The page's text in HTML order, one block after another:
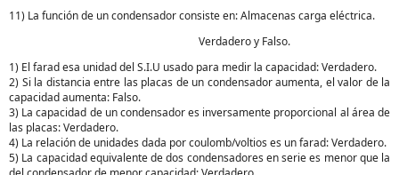
11) La función de un condensador consiste en: Almacenas carga eléctrica.
Verdadero y Falso.
1) El farad esa unidad del S.I.U usado para medir la capacidad: Verdadero.
2) Si la distancia entre las placas de un condensador aumenta, el valor de la
capacidad aumenta: Falso.
3) La capacidad de un condensador es inversamente proporcional al área de
las placas: Verdadero.
4) La relación de unidades dada por coulomb/voltios es un farad: Verdadero.
5) La capacidad equivalente de dos condensadores en serie es menor que la